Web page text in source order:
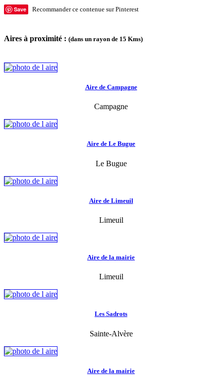
Save Recommander ce contenue sur Pinterest
Aires à proximité : (dans un rayon de 15 Kms)
Aire de Campagne
Campagne
Aire de Le Bugue
Le Bugue
Aire de Limeuil
Limeuil
Aire de la mairie
Limeuil
Les Sadrots
Sainte-Alvère
Aire de la mairie